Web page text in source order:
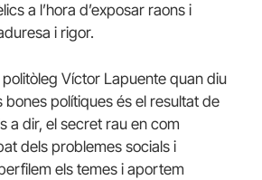
a l’hora d’exposar raons i
i rigor.
Víctor Lapuente quan diu
bones polítiques és el resultat de
a dir, el secret rau en com
dels problemes socials i
els temes i aportem